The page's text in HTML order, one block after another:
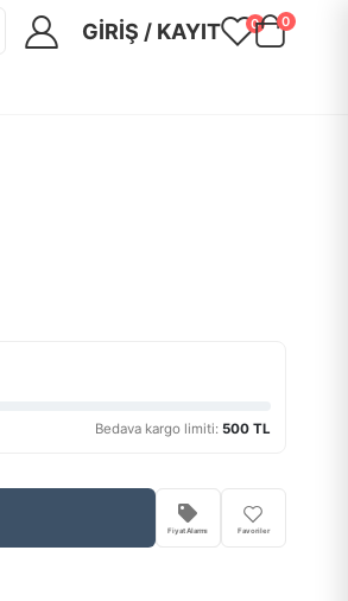
GIRIŞ / KAYIT 0 0
Bedava kargo limiti: 500 TL
Fiyat Alarmı Favoriler